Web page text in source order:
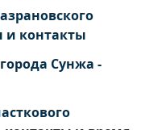
и контакты
Сунжа -